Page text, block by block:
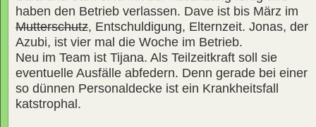
haben den Betrieb verlassen. Dave ist bis März im
Mutterschutz, Entschuldigung, Elternzeit. Jonas, der
Azubi, ist vier mal die Woche im Betrieb.
Neu im Team ist Tijana. Als Teilzeitkraft soll sie
eventuelle Ausfälle abfedern. Denn gerade bei einer
so dünnen Personaldecke ist ein Krankheitsfall
katstrophal.